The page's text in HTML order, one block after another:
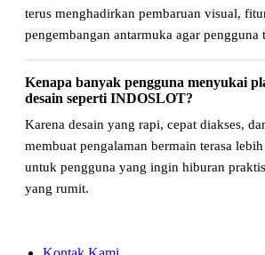
terus menghadirkan pembaruan visual,
pengembangan antarmuka agar pengguna
Kenapa banyak pengguna menyukai
desain seperti INDOSLOT?
Karena desain yang rapi, cepat diakses,
membuat pengalaman bermain terasa
untuk pengguna yang ingin hiburan
yang rumit.